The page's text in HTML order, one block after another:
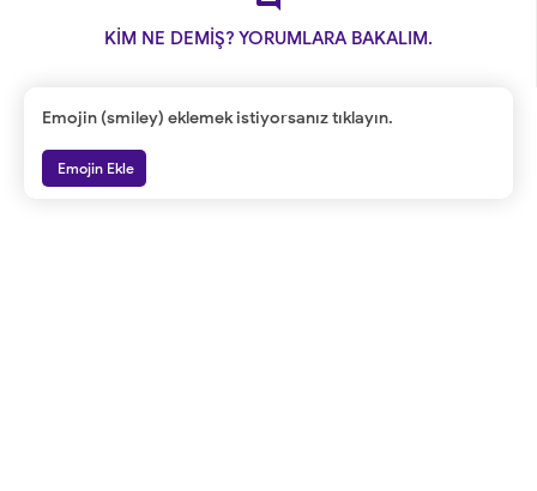
KİM NE DEMİŞ? YORUMLARA BAKALIM.
Emojin (smiley) eklemek istiyorsanız tıklayın.
Emojin Ekle